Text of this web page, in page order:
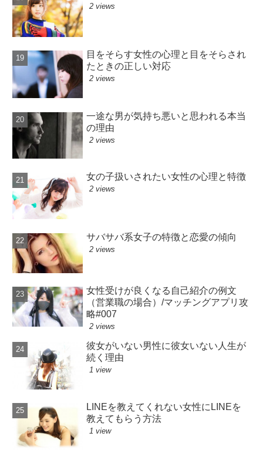
2 views
目をそらす女性の心理と目をそらされ
たときの正しい対応
2 views
一途な男が気持ち悪いと思われる本当
の理由
2 views
女の子扱いされたい女性の心理と特徴
2 views
サバサバ系女子の特徴と恋愛の傾向
2 views
女性受けが良くなる自己紹介の例文
（営業職の場合）/マッチングアプリ攻
略#007
2 views
彼女がいない男性に彼女いない人生が
続く理由
1 view
LINEを教えてくれない女性にLINEを
教えてもらう方法
1 view